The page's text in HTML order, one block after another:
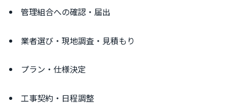
管理組合への確認・届出
業者選び・現地調査・見積もり
プラン・仕様決定
工事契約・日程調整